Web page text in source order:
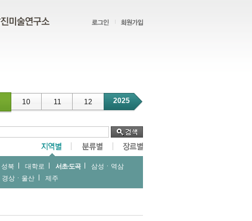
10 11 12 2025
성북 대학로 서초∙도곡
삼성ㆍ역삼
경상ㆍ울산 제주